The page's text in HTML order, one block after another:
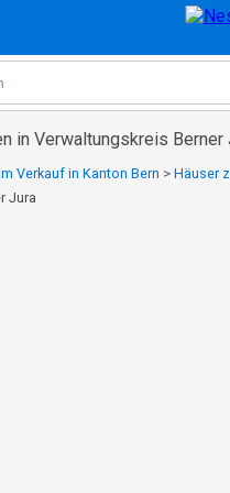
in Verwaltungskreis Berner
Verkauf in Kanton Bern > Häuser
Jura